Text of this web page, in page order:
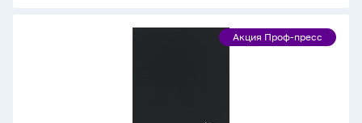
Акция
Акция Проф-пресс